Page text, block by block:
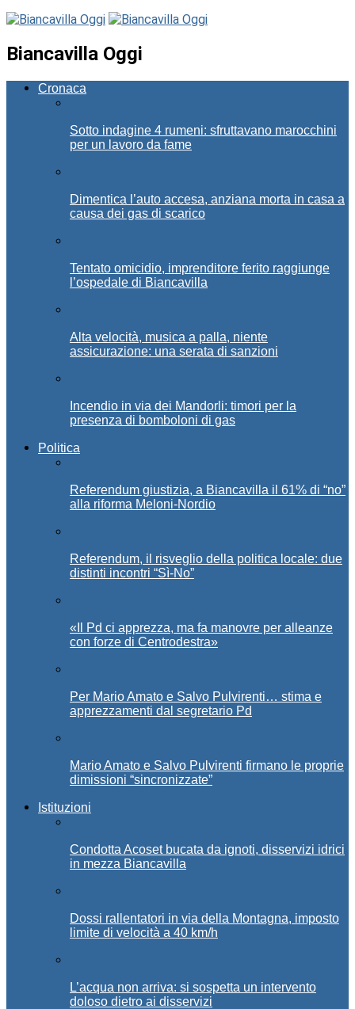
Biancavilla Oggi
Cronaca
Sotto indagine 4 rumeni: sfruttavano marocchini
per un lavoro da fame
Dimentica l’auto accesa, anziana morta in casa a
causa dei gas di scarico
Tentato omicidio, imprenditore ferito raggiunge
l’ospedale di Biancavilla
Alta velocità, musica a palla, niente
assicurazione: una serata di sanzioni
Incendio in via dei Mandorli: timori per la
presenza di bomboloni di gas
Politica
Referendum giustizia, a Biancavilla il 61% di “no”
alla riforma Meloni-Nordio
Referendum, il risveglio della politica locale: due
distinti incontri “Sì-No”
«Il Pd ci apprezza, ma fa manovre per alleanze
con forze di Centrodestra»
Per Mario Amato e Salvo Pulvirenti… stima e
apprezzamenti dal segretario Pd
Mario Amato e Salvo Pulvirenti firmano le proprie
dimissioni “sincronizzate”
Istituzioni
Condotta Acoset bucata da ignoti, disservizi idrici
in mezza Biancavilla
Dossi rallentatori in via della Montagna, imposto
limite di velocità a 40 km/h
L’acqua non arriva: si sospetta un intervento
doloso dietro ai disservizi